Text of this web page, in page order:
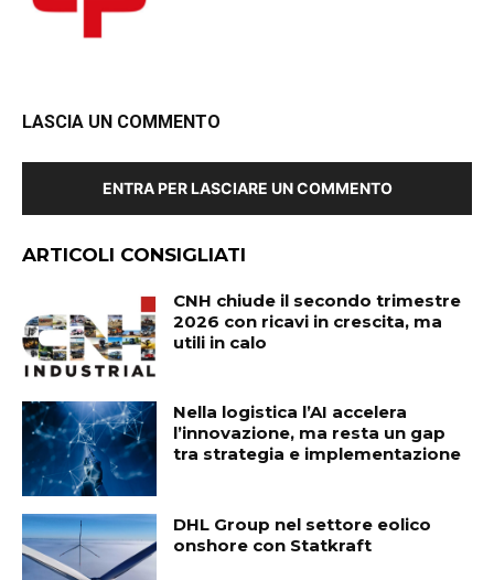
LASCIA UN COMMENTO
ENTRA PER LASCIARE UN COMMENTO
ARTICOLI CONSIGLIATI
CNH chiude il secondo trimestre
2026 con ricavi in crescita, ma
utili in calo
Nella logistica l’AI accelera
l’innovazione, ma resta un gap
tra strategia e implementazione
DHL Group nel settore eolico
onshore con Statkraft